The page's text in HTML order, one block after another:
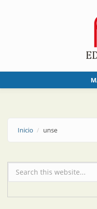
Inicio unse
Formulario de